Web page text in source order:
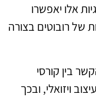
אלו יאפשרו
של רובוטים בצורה
בין קורסי
ויזואלי, ובכך